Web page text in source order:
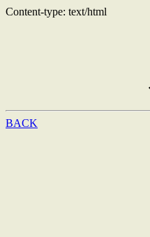
Content-type: text/html
BACK